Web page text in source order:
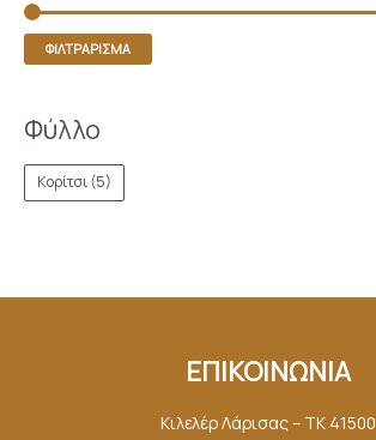
ΦΙΛΤΡΆΡΙΣΜΑ
Φύλλο
Κορίτσι(5)
ΕΠΙΚΟΙΝΩΝΙΑ
Κιλελέρ Λάρισας – ΤΚ 41500